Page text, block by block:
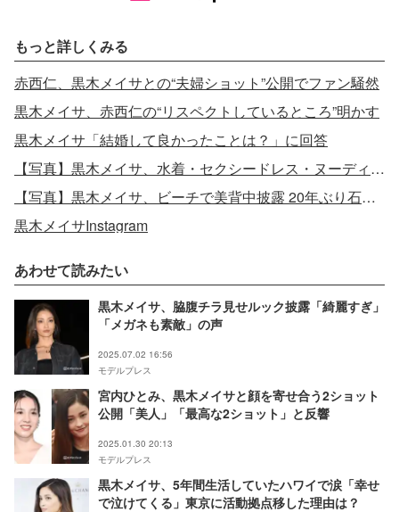
もっと詳しくみる
赤西仁、黒木メイサとの“夫婦ショット”公開でファン騒然
黒木メイサ、赤西仁の“リスペクトしているところ”明かす
黒木メイサ「結婚して良かったことは？」に回答
【写真】黒木メイサ、水着・セクシードレス・ヌーディーなシーンで美ボディ魅せる
【写真】黒木メイサ、ビーチで美背中披露 20年ぶり石垣島満喫
黒木メイサInstagram
あわせて読みたい
黒木メイサ、脇腹チラ見せルック披露「綺麗すぎ」
「メガネも素敵」の声
2025.07.02 16:56
モデルプレス
宮内ひとみ、黒木メイサと顔を寄せ合う2ショット
公開「美人」「最高な2ショット」と反響
2025.01.30 20:13
モデルプレス
黒木メイサ、5年間生活していたハワイで涙「幸せ
で泣けてくる」東京に活動拠点移した理由は？